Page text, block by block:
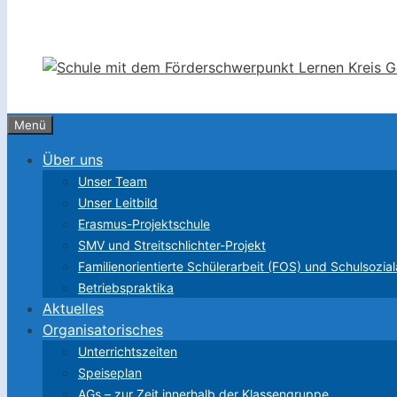
Menü
Über uns
Unser Team
Unser Leitbild
Erasmus-Projektschule
SMV und Streitschlichter-Projekt
Familienorientierte Schülerarbeit (FOS) und
Betriebspraktika
Aktuelles
Organisatorisches
Unterrichtszeiten
Speiseplan